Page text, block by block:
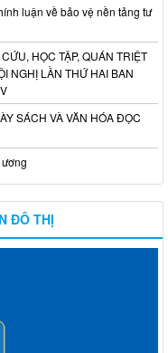
luận về bảo vệ nền tảng tư
HỌC TẬP, QUÁN TRIỆT
NGHỊ LẦN THỨ HAI BAN
SÁCH VÀ VĂN HÓA ĐỌC
ĐÔ THỊ